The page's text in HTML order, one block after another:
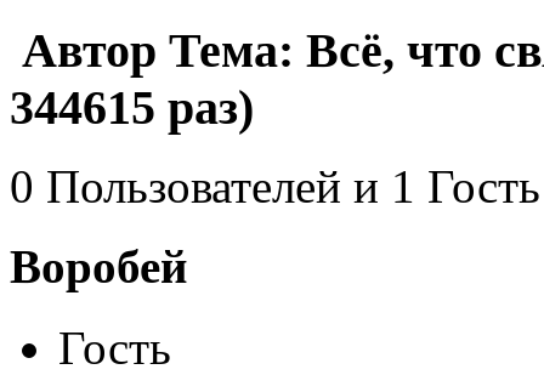
Автор Тема: Всё, что
344615 раз)
0 Пользователей и 1
Воробей
Гость